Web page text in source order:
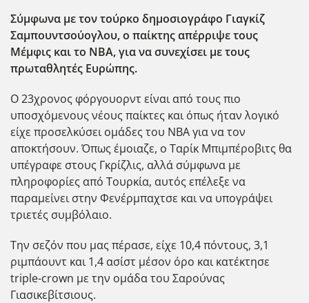
Σύμφωνα με τον τούρκο δημοσιογράφο Γιαγκίζ
Σαμπουντσούογλου, ο παίκτης απέρριψε τους
Μέμφις και το ΝΒΑ, για να συνεχίσει με τους
πρωταθλητές Ευρώπης.
Ο 23χρονος φόργουορντ είναι από τους πιο
υποσχόμενους νέους παίκτες και όπως ήταν λογικό
είχε προσελκύσει ομάδες του ΝΒΑ για να τον
αποκτήσουν. Όπως έμοιαζε, ο Ταρίκ Μπιμπέροβιτς θα
υπέγραφε στους Γκρίζλις, αλλά σύμφωνα με
πληροφορίες από Τουρκία, αυτός επέλεξε να
παραμείνει στην Φενέρμπαχτσε και να υπογράψει
τριετές συμβόλαιο.
Την σεζόν που μας πέρασε, είχε 10,4 πόντους, 3,1
ριμπάουντ και 1,4 ασίστ μέσον όρο και κατέκτησε
triple-crown με την ομάδα του Σαρούνας
Γιασικεβίτσιους.